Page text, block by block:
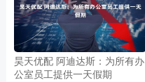
昊天优配 阿迪达斯：为所有办
公室员工提供一天假期